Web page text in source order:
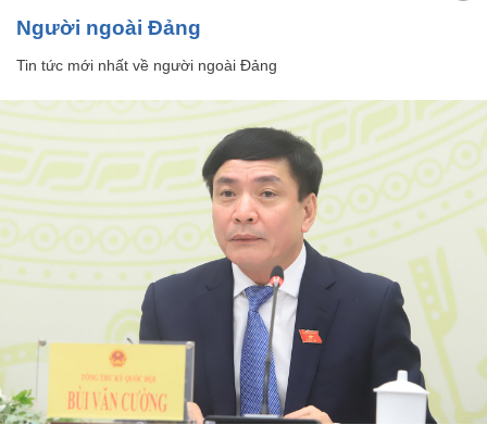
người ngoài Đảng
Tin tức mới nhất về người ngoài Đảng